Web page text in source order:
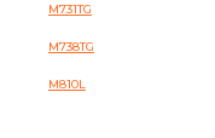
M731TG
M738TG
M810L